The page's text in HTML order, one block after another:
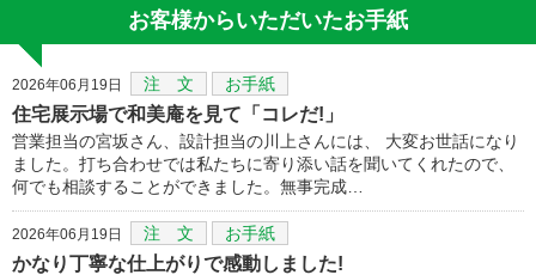
お客様からいただいたお手紙
2026年06月19日 注 文 お手紙
住宅展示場で和美庵を見て「コレだ!」
営業担当の宮坂さん、設計担当の川上さんには、 大変お世話になり
ました。打ち合わせでは私たちに寄り添い話を聞いてくれたので、
何でも相談することができました。無事完成…
2026年06月19日 注 文 お手紙
かなり丁寧な仕上がりで感動しました!